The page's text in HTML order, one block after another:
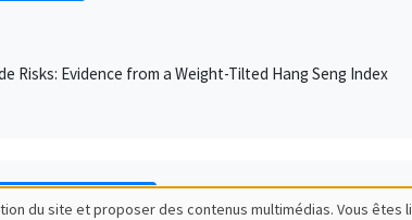
Risks: Evidence from a Weight-Tilted Hang Seng Index
du site et proposer des contenus multimédias. Vous êtes